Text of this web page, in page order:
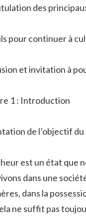
des
pour continuer à
et invitation à
1 : Introduction
de l’objectif du
est un état que
dans une
dans la
ne suffit pas